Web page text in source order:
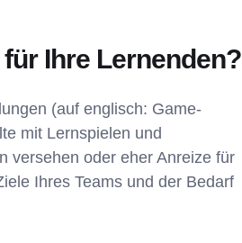
Ihre Lernenden?
(auf englisch: Game-
mit Lernspielen und
versehen oder eher Anreize für
Ihres Teams und der Bedarf